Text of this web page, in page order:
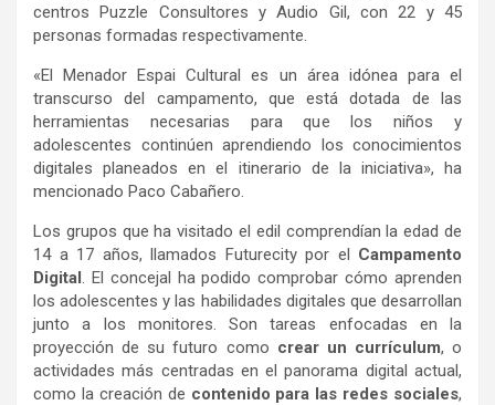
centros Puzzle Consultores y Audio Gil, con 22 y 45
personas formadas respectivamente.
«El Menador Espai Cultural es un área idónea para el
transcurso del campamento, que está dotada de las
herramientas necesarias para que los niños y
adolescentes continúen aprendiendo los conocimientos
digitales planeados en el itinerario de la iniciativa», ha
mencionado Paco Cabañero.
Los grupos que ha visitado el edil comprendían la edad de
14 a 17 años, llamados Futurecity por el Campamento
Digital. El concejal ha podido comprobar cómo aprenden
los adolescentes y las habilidades digitales que desarrollan
junto a los monitores. Son tareas enfocadas en la
proyección de su futuro como crear un currículum, o
actividades más centradas en el panorama digital actual,
como la creación de contenido para las redes sociales,